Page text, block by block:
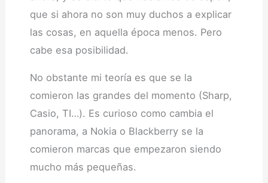
que si ahora no son muy duchos a explicar
las cosas, en aquella época menos. Pero
cabe esa posibilidad.
No obstante mi teoría es que se la
comieron las grandes del momento (Sharp,
Casio, TI…). Es curioso como cambia el
panorama, a Nokia o Blackberry se la
comieron marcas que empezaron siendo
mucho más pequeñas.